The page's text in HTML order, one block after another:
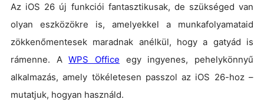
Az iOS 26 új funkciói fantasztikusak, de szükséged van
olyan eszközökre is, amelyekkel a munkafolyamataid
zökkenőmentesek maradnak anélkül, hogy a gatyád is
rámenne. AWPS Office egy ingyenes, pehelykönnyű
alkalmazás, amely tökéletesen passzol az iOS 26-hoz –
mutatjuk, hogyan használd.